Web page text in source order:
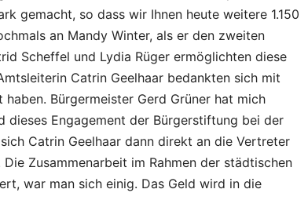
gemacht, so dass wir Ihnen heute weitere 1.150
an Mandy Winter, als er den zweiten
Scheffel und Lydia Rüger ermöglichten diese
Catrin Geelhaar bedankten sich mit
Bürgermeister Gerd Grüner hat mich
dieses Engagement der Bürgerstiftung bei der
Catrin Geelhaar dann direkt an die Vertreter
Zusammenarbeit im Rahmen der städtischen
war man sich einig. Das Geld wird in die